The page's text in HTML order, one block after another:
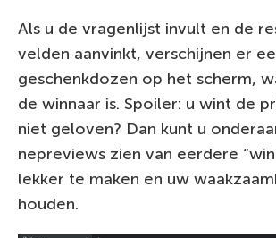
Als u de vragenlijst invult en de
velden aanvinkt, verschijnen er
geschenkdozen op het scherm,
de winnaar is. Spoiler: u wint de
niet geloven? Dan kunt u
nepreviews zien van eerdere
lekker te maken en uw
houden.